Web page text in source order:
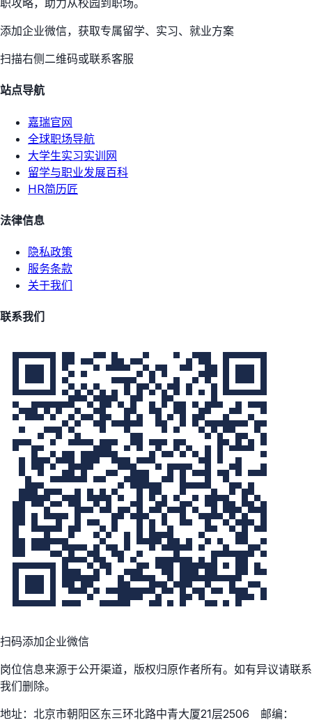
职攻略，助力从校园到职场。
添加企业微信，获取专属留学、实习、就业方案
扫描右侧二维码或联系客服
站点导航
嘉瑞官网
全球职场导航
大学生实习实训网
留学与职业发展百科
HR简历匠
法律信息
隐私政策
服务条款
关于我们
联系我们
扫码添加企业微信
岗位信息来源于公开渠道，版权归原作者所有。如有异议请联系
我们删除。
地址：北京市朝阳区东三环北路中青大厦21层2506 邮编：